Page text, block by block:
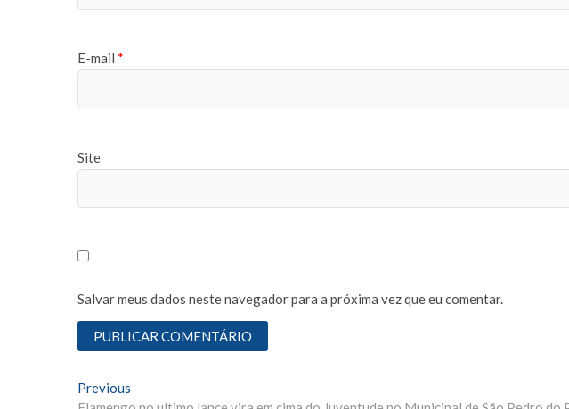
E-mail *
Site
Salvar meus dados neste navegador para a próxima vez que eu comentar.
N
Previous